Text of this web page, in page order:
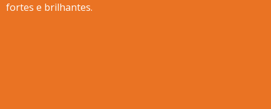
fortes e brilhantes.